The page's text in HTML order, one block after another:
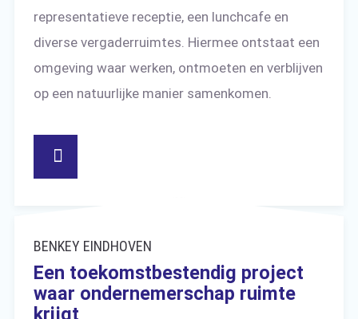
representatieve receptie, een lunchcafe en
diverse vergaderruimtes. Hiermee ontstaat een
omgeving waar werken, ontmoeten en verblijven
op een natuurlijke manier samenkomen.
BENKEY EINDHOVEN
Een toekomstbestendig project
waar ondernemerschap ruimte
krijgt